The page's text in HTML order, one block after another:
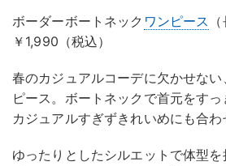
ボーダーボートネック ワンピース
￥1,990（税込）
春のカジュアルコーデに欠かせな
ピース。ボートネックで首元をすっ
カジュアルすぎずきれいめにも合わ
ゆったりとしたシルエットで体型